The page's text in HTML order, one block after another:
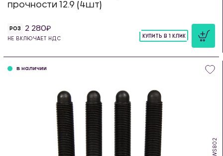
прочности 12.9 (4шт)
РОЗ 2 280
НЕ ВКЛЮЧАЕТ НДС
КУПИТЬ В 1 КЛИК
WS802
в наличии